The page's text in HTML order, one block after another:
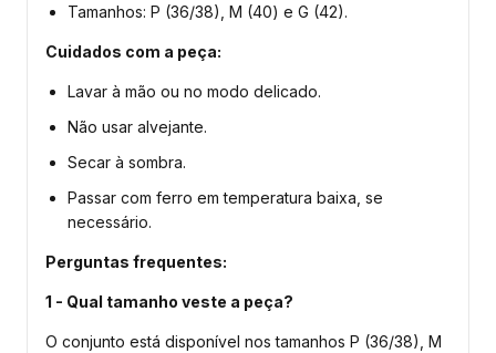
Tamanhos: P (36/38), M (40) e G (42).
Cuidados com a peça:
Lavar à mão ou no modo delicado.
Não usar alvejante.
Secar à sombra.
Passar com ferro em temperatura baixa, se
necessário.
Perguntas frequentes:
1 - Qual tamanho veste a peça?
O conjunto está disponível nos tamanhos P (36/38), M